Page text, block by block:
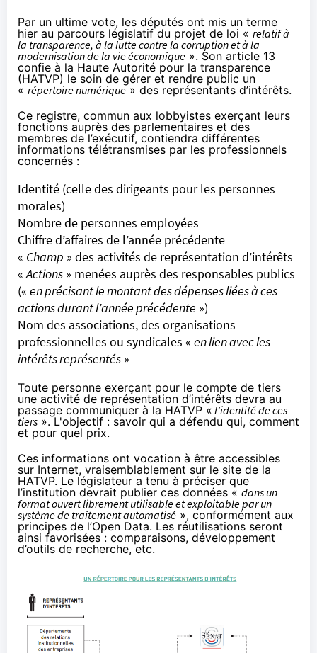
Par un ultime vote, les députés ont mis un terme
hier au parcours législatif du projet de loi « relatif à
la transparence, à la lutte contre la corruption et à la
modernisation de la vie économique ». Son article 13
confie à la Haute Autorité pour la transparence
(HATVP) le soin de gérer et rendre public un
« répertoire numérique» des représentants d’intérêts.
Ce registre, commun aux lobbyistes exerçant leurs
fonctions auprès des parlementaires et des
membres de l’exécutif, contiendra différentes
informations télétransmises par les professionnels
concernés :
Identité (celle des dirigeants pour les personnes
morales)
Nombre de personnes employées
Chiffre d’affaires de l’année précédente
« Champ » des activités de représentation d’intérêts
«Actions » menées auprès des responsables publics
(« en précisant le montant des dépenses liées à ces
actions durant l’année précédente »)
Nom des associations, des organisations
professionnelles ou syndicales « en lien avec les
intérêts représentés »
Toute personne exerçant pour le compte de tiers
une activité de représentation d’intérêts devra au
passage communiquer à la HATVP « l’identité de ces
tiers ». L'objectif : savoir qui a défendu qui, comment
et pour quel prix.
Ces informations ont vocation à être accessibles
sur Internet, vraisemblablement sur le site de la
HATVP. Le législateur a tenu à préciser que
l’institution devrait publier ces données « dans un
format ouvert librement utilisable et exploitable par un
système de traitement automatisé », conformément aux
principes de l’Open Data. Les réutilisations seront
ainsi favorisées : comparaisons, développement
d’outils de recherche, etc.